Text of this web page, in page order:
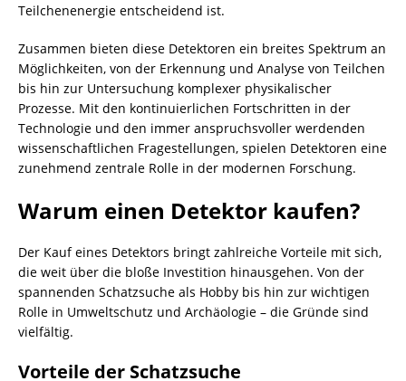
Teilchenenergie entscheidend ist.
Zusammen bieten diese Detektoren ein breites Spektrum an
Möglichkeiten, von der Erkennung und Analyse von Teilchen
bis hin zur Untersuchung komplexer physikalischer
Prozesse. Mit den kontinuierlichen Fortschritten in der
Technologie und den immer anspruchsvoller werdenden
wissenschaftlichen Fragestellungen, spielen Detektoren eine
zunehmend zentrale Rolle in der modernen Forschung.
Warum einen Detektor kaufen?
Der Kauf eines Detektors bringt zahlreiche Vorteile mit sich,
die weit über die bloße Investition hinausgehen. Von der
spannenden Schatzsuche als Hobby bis hin zur wichtigen
Rolle in Umweltschutz und Archäologie – die Gründe sind
vielfältig.
Vorteile der Schatzsuche